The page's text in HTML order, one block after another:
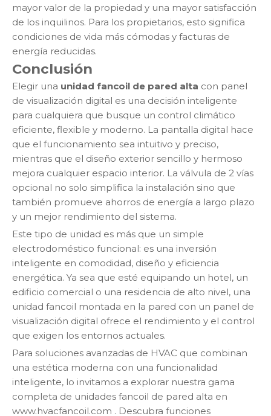
mayor valor de la propiedad y una mayor satisfacción
de los inquilinos. Para los propietarios, esto significa
condiciones de vida más cómodas y facturas de
energía reducidas.
Conclusión
Elegir una unidad fancoil de pared alta con panel
de visualización digital es una decisión inteligente
para cualquiera que busque un control climático
eficiente, flexible y moderno. La pantalla digital hace
que el funcionamiento sea intuitivo y preciso,
mientras que el diseño exterior sencillo y hermoso
mejora cualquier espacio interior. La válvula de 2 vías
opcional no solo simplifica la instalación sino que
también promueve ahorros de energía a largo plazo
y un mejor rendimiento del sistema.
Este tipo de unidad es más que un simple
electrodoméstico funcional: es una inversión
inteligente en comodidad, diseño y eficiencia
energética. Ya sea que esté equipando un hotel, un
edificio comercial o una residencia de alto nivel, una
unidad fancoil montada en la pared con un panel de
visualización digital ofrece el rendimiento y el control
que exigen los entornos actuales.
Para soluciones avanzadas de HVAC que combinan
una estética moderna con una funcionalidad
inteligente, lo invitamos a explorar nuestra gama
completa de unidades fancoil de pared alta en
www.hvacfancoil.com . Descubra funciones